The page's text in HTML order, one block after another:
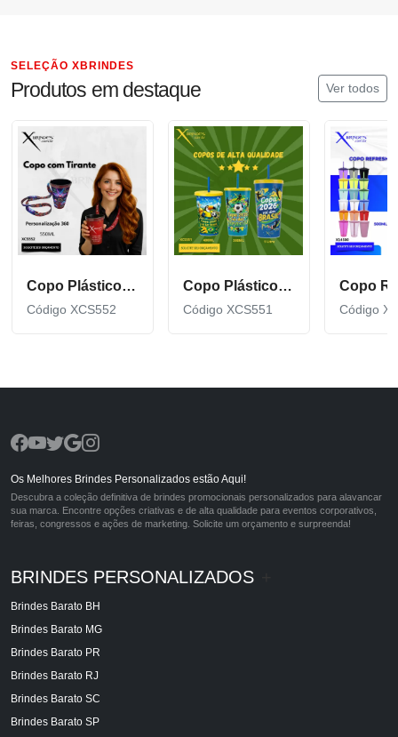
SELEÇÃO XBRINDES
Produtos em destaque Ver todos
Copo Plástico de 550 ML com Tirante Personalizado XCS552
Código XCS552
Copo Plástico personalizado In Mold Label 360 XCS551
Código XCS551 Código
Os Melhores Brindes Personalizados estão Aqui!
Descubra a coleção definitiva de brindes promocionais personalizados para alavancar
sua marca. Encontre opções criativas e de alta qualidade para eventos corporativos,
feiras, congressos e ações de marketing. Solicite um orçamento e surpreenda!
BRINDES PERSONALIZADOS
Brindes Barato BH
Brindes Barato MG
Brindes Barato PR
Brindes Barato RJ
Brindes Barato SC
Brindes Barato SP